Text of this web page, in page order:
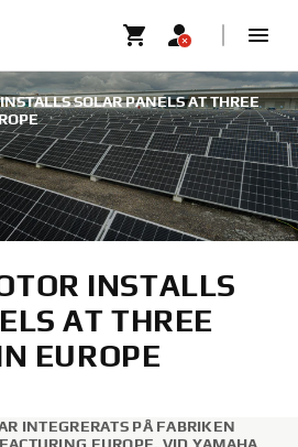
SOLAR PANELS AT THREE
INSTALLS
AT THREE
EUROPE
INTEGRERATS PÅ FABRIKEN